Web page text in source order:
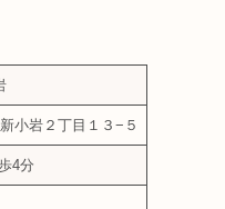
小岩２丁目１３−５
4分